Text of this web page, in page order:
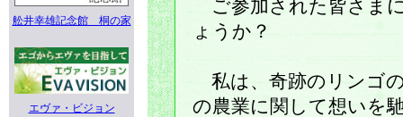
舩井幸雄記念館 桐の家
エヴァ・ビジョン
ご参加された皆さま
ょうか？
私は、奇跡のリンゴ
の農業に関して想いを